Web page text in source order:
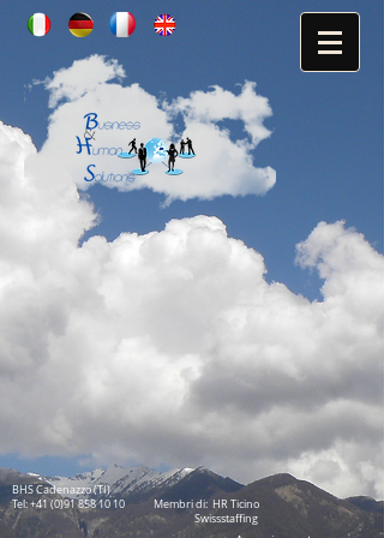
BHS Cadenazzo (TI)
Tel:+41 (0)91 858 10 10 Membri di: HR Ticino
Swissstaffing